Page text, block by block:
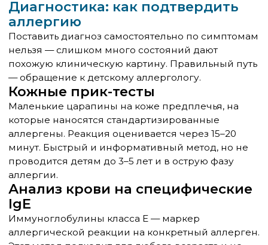
окружающей среде. Практические меры:
Не пускать животное в спальню
ребёнка — это самое важное
помещение, поскольку треть суток
ребёнок проводит в постели
снижает количество аллергенов на
шерсти
мягкие игрушки и тяжёлые шторы —
они накапливают аллергены
Установить воздухоочиститель с HEPA-
мельчайшие частицы аллергенов
Проводить влажную уборку как
Следить, чтобы ребёнок мыл руки
после контакта с животным
Медикаментозное лечение
Лекарства не убирают аллергию, но
контролируют симптомы и значительно
улучшают качество жизни.